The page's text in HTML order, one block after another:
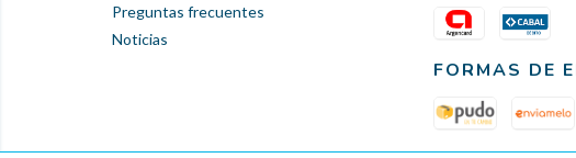
Preguntas frecuentes
Noticias
FORMAS DE